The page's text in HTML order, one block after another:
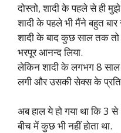
दोस्तो, शादी के पहले से ही
शादी के पहले भी मैंने बहुत
शादी के बाद कुछ साल तक तो
भरपूर आनन्द लिया.
लेकिन शादी के लगभग 8 साल
लगी और उसकी सेक्स के
अब हाल ये हो गया था कि 3
बीच में कुछ भी नहीं होता था.